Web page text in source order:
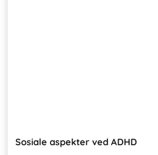
Sosiale aspekter ved ADHD